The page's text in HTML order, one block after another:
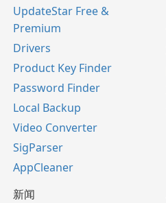
UpdateStar Free &
Premium
Drivers
Product Key Finder
Password Finder
Local Backup
Video Converter
SigParser
AppCleaner
新闻